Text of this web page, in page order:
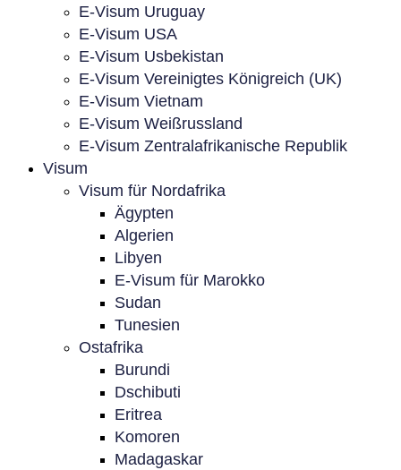
E-Visum Uruguay
E-Visum USA
E-Visum Usbekistan
E-Visum Vereinigtes Königreich (UK)
E-Visum Vietnam
E-Visum Weißrussland
E-Visum Zentralafrikanische Republik
Visum
Visum für Nordafrika
Ägypten
Algerien
Libyen
E-Visum für Marokko
Sudan
Tunesien
Ostafrika
Burundi
Dschibuti
Eritrea
Komoren
Madagaskar